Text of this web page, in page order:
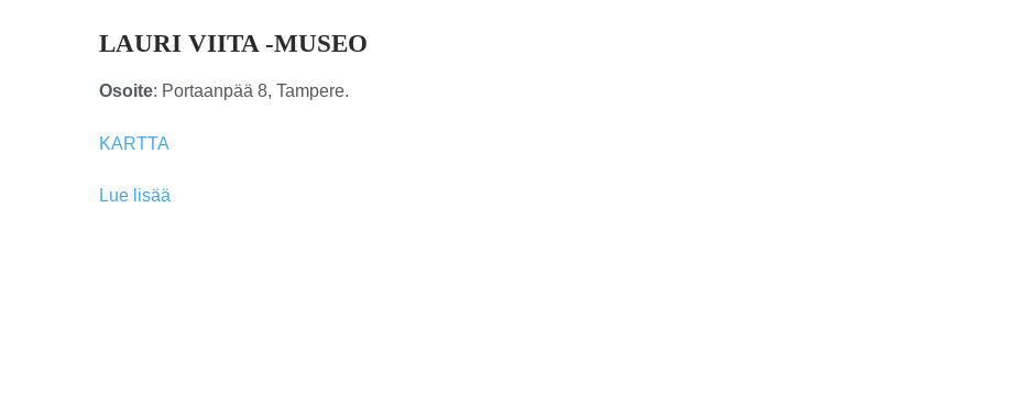
LAURI VIITA -MUSEO
Osoite: Portaanpää 8, Tampere.
KARTTA
Lue lisää